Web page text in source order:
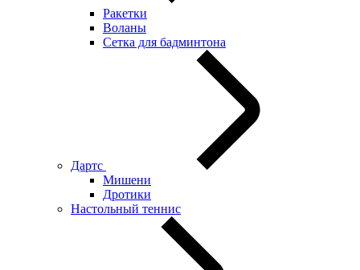
Ракетки
Воланы
Сетка для бадминтона
Дартс
Мишени
Дротики
Настольный теннис